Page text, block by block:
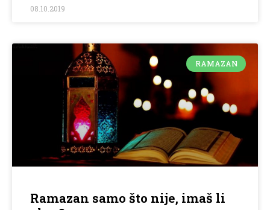
08.10.2019
RAMAZAN
Ramazan samo što nije, imaš li